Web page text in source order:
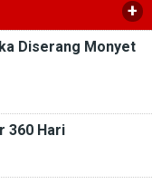
+
Diserang Monyet
360 Hari